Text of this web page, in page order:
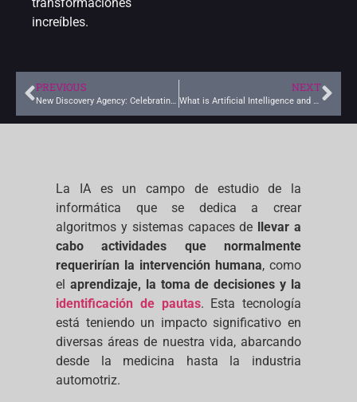
increíbles.
PREVIOUS
New Discovery Agency: Celebrating 10 Years of Industry Digitization Success
NEXT
What is Artificial Intelligence and how is it transforming our lives?
La IA es un campo de estudio de la
informática que se dedica a crear
algoritmos y sistemas capaces de llevar a
cabo actividades que normalmente
requerirían la intervención humana, como
el aprendizaje, la toma de decisiones y la
identificación de pautas. Esta tecnología
está teniendo un impacto significativo en
diversas áreas de nuestra vida, abarcando
desde la medicina hasta la industria
automotriz.